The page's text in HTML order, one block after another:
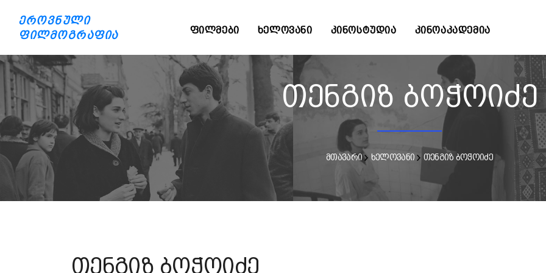
ეროვნული
ფილმოგრაფია
ᲤᲘᲚᲛᲔᲑᲘ ᲮᲔᲚᲝᲕᲐᲜᲘ ᲙᲘᲜᲝᲡᲢᲣᲓᲘᲐ ᲙᲘᲜᲝᲐᲙᲐᲓᲔᲛᲘᲐ
თენგიზ ბოჭოიძე
მთავარი ხელოვანი თენგიზ ბოჭოიძე
თენგიზ ბოჭოიძე